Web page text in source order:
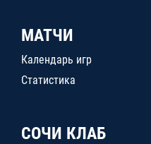
МАТЧИ
Календарь игр
Статистика
СОЧИ КЛАБ